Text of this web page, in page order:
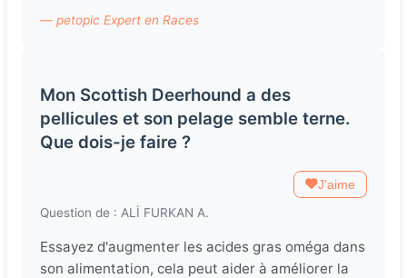
— petopic Expert en Races
Mon Scottish Deerhound a des
pellicules et son pelage semble terne.
Que dois-je faire ?
J'aime
Question de : ALİ FURKAN A.
Essayez d'augmenter les acides gras oméga dans
son alimentation, cela peut aider à améliorer la